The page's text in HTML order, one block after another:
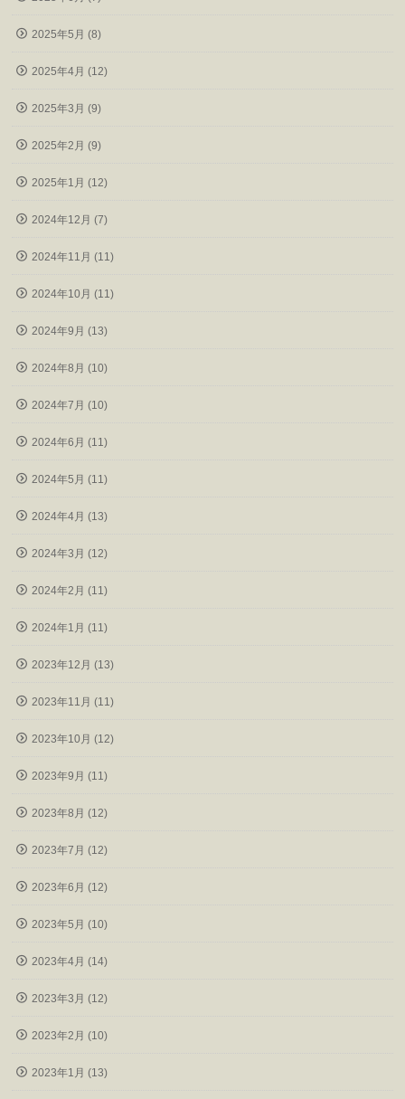
2025年5月 (8)
2025年4月 (12)
2025年3月 (9)
2025年2月 (9)
2025年1月 (12)
2024年12月 (7)
2024年11月 (11)
2024年10月 (11)
2024年9月 (13)
2024年8月 (10)
2024年7月 (10)
2024年6月 (11)
2024年5月 (11)
2024年4月 (13)
2024年3月 (12)
2024年2月 (11)
2024年1月 (11)
2023年12月 (13)
2023年11月 (11)
2023年10月 (12)
2023年9月 (11)
2023年8月 (12)
2023年7月 (12)
2023年6月 (12)
2023年5月 (10)
2023年4月 (14)
2023年3月 (12)
2023年2月 (10)
2023年1月 (13)